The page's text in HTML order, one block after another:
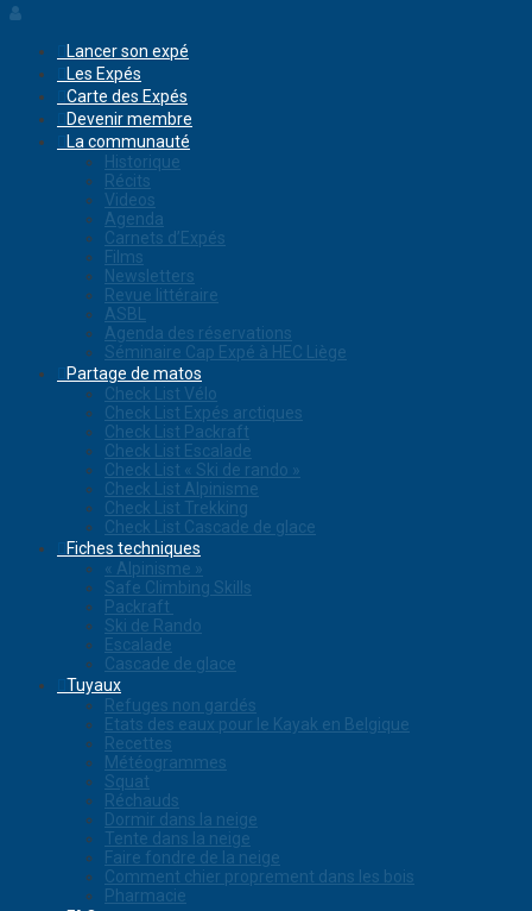
Lancer son expé
Les Expés
Carte des Expés
Devenir membre
La communauté
Historique
Récits
Videos
Agenda
Carnets d’Expés
Films
Newsletters
Revue littéraire
ASBL
Agenda des réservations
Séminaire Cap Expé à HEC Liège
Partage de matos
Check List Vélo
Check List Expés arctiques
Check List Packraft
Check List Escalade
Check List « Ski de rando »
Check List Alpinisme
Check List Trekking
Check List Cascade de glace
Fiches techniques
« Alpinisme »
Safe Climbing Skills
Packraft
Ski de Rando
Escalade
Cascade de glace
Tuyaux
Refuges non gardés
Etats des eaux pour le Kayak en Belgique
Recettes
Météogrammes
Squat
Réchauds
Dormir dans la neige
Tente dans la neige
Faire fondre de la neige
Comment chier proprement dans les bois
Pharmacie